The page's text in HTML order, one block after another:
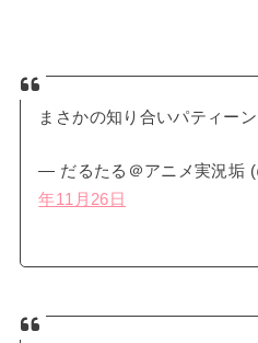
まさかの知り合いパティーン
— だるたる＠アニメ実況垢
年11月26日